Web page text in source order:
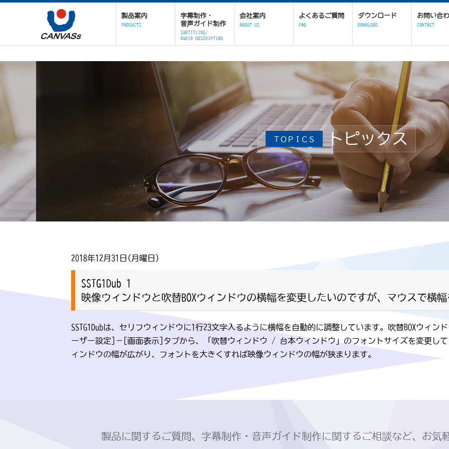
製品案内
PRODUCTS
字幕制作・
音声ガイド制作
SUBTITLING/
AUDIO DESCRIPTION
会社案内
ABOUT US
よくあるご質問
FAQ
ダウンロード
DOWNLOAD
お問い合
CONTACT
ＴＯＰＩＣＳ トピックス
2018年12月31日(月曜日)
SSTG1Dub 1
映像ウィンドウと吹替BOXウィンドウの横幅を変更したいのですが、マウスで横
SSTG1Dubは、セリフウィンドウに1行23文字入るように横幅を自動的に調整しています。吹替BOXウィ
ーザー設定]－[画面表示]タブから、「吹替ウィンドウ / 台本ウィンドウ」のフォントサイズを変更し
ィンドウの幅が広がり、フォントを大きくすれば映像ウィンドウの幅が狭まります。
製品に関するご質問、字幕制作・音声ガイド制作に関するご相談など、お気